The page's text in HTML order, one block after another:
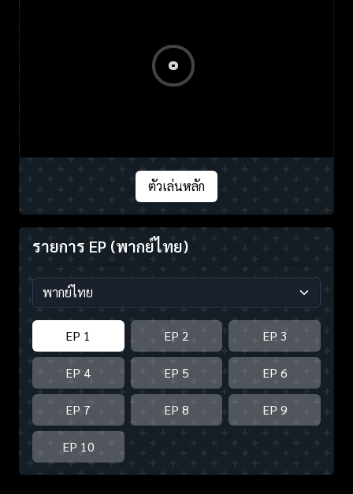
ตัวเล่นหลัก
รายการ EP (พากย์ไทย)
EP 1 EP 2 EP 3
EP 4 EP 5 EP 6
EP 7 EP 8 EP 9
EP 10